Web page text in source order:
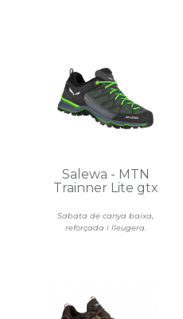
Sabata de canya baixa,
reforçada i lleugera.
Salewa - MTN
Trainner Lite gtx